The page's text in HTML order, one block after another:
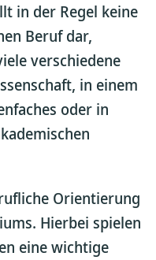
in der Regel keine
Beruf dar,
verschiedene
in einem
oder in
Orientierung
Hierbei spielen
eine wichtige